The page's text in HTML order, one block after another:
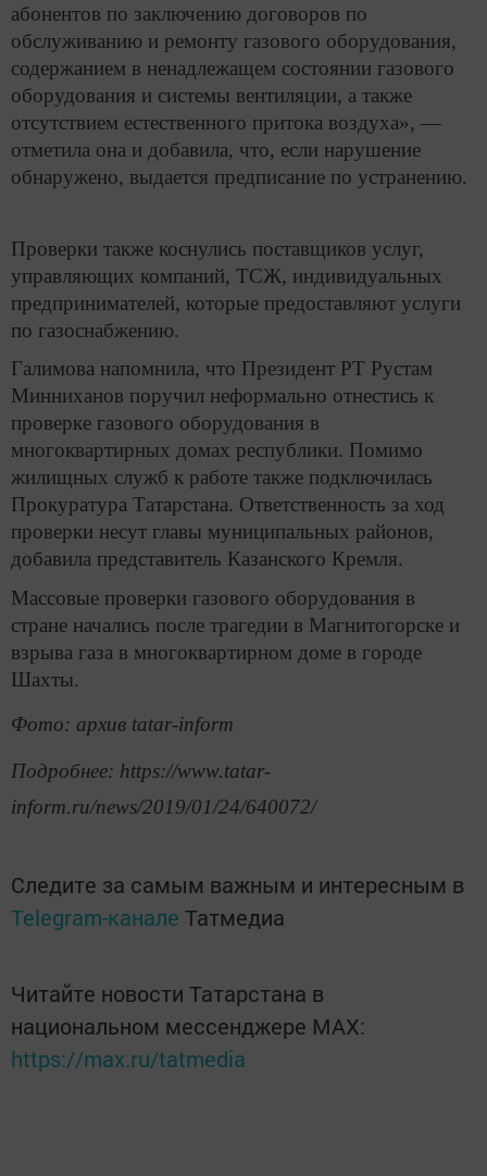
абонентов по заключению договоров по
обслуживанию и ремонту газового оборудования,
содержанием в ненадлежащем состоянии газового
оборудования и системы вентиляции, а также
отсутствием естественного притока воздуха», —
отметила она и добавила, что, если нарушение
обнаружено, выдается предписание по устранению.
Проверки также коснулись поставщиков услуг,
управляющих компаний, ТСЖ, индивидуальных
предпринимателей, которые предоставляют услуги
по газоснабжению.
Галимова напомнила, что Президент РТ Рустам
Минниханов поручил неформально отнестись к
проверке газового оборудования в
многоквартирных домах республики. Помимо
жилищных служб к работе также подключилась
Прокуратура Татарстана. Ответственность за ход
проверки несут главы муниципальных районов,
добавила представитель Казанского Кремля.
Массовые проверки газового оборудования в
стране начались после трагедии в Магнитогорске и
взрыва газа в многоквартирном доме в городе
Шахты.
Фото: архив tatar-inform
Подробнее: https://www.tatar-
inform.ru/news/2019/01/24/640072/
Следите за самым важным и интересным в
Telegram-канале Татмедиа
Читайте новости Татарстана в
национальном мессенджере MАХ:
https://max.ru/tatmedia